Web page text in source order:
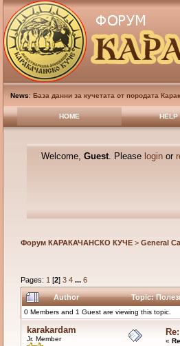
News: База данни за кучетата от породата
HOME HELP
Welcome, Guest. Please loginor
Форум КАРАКАЧАНСКО КУЧЕ> General
Pages: 1 [2] 3 4 ... 6
Author Topic:
0 Members and 1 Guest are viewing this topic.
karakardam
Jr. Member «